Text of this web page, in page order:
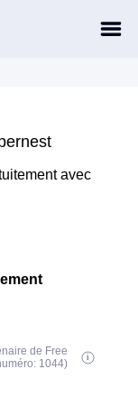
avec
de Free
1044)